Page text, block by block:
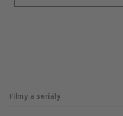
Filmy a seriály